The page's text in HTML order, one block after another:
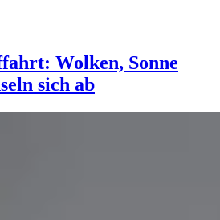
Wolken, Sonne
sich ab